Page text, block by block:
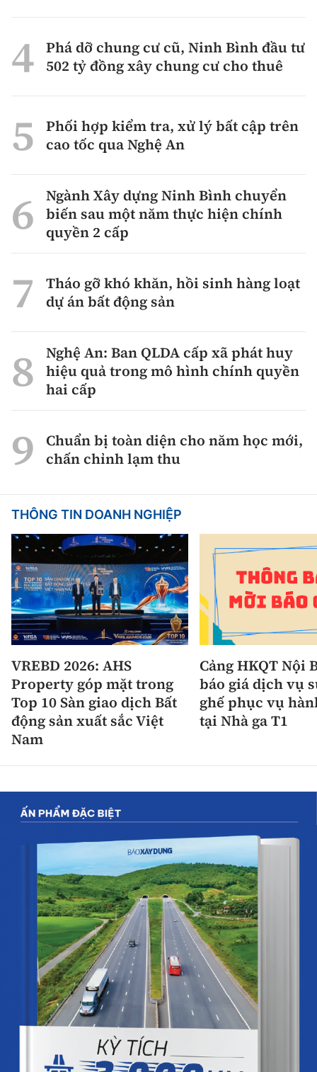
Phá dỡ chung cư cũ, Ninh Bình đầu tư
502 tỷ đồng xây chung cư cho thuê
Phối hợp kiểm tra, xử lý bất cập trên
cao tốc qua Nghệ An
Ngành Xây dựng Ninh Bình chuyển
biến sau một năm thực hiện chính
quyền 2 cấp
Tháo gỡ khó khăn, hồi sinh hàng loạt
dự án bất động sản
Nghệ An: Ban QLDA cấp xã phát huy
hiệu quả trong mô hình chính quyền
hai cấp
Chuẩn bị toàn diện cho năm học mới,
chấn chỉnh lạm thu
THÔNG TIN DOANH NGHIỆP
VREBD 2026: AHS
Property góp mặt trong
Top 10 Sàn giao dịch Bất
động sản xuất sắc Việt
Nam
Cảng HKQT Nội
báo giá dịch vụ
ghế phục vụ
tại Nhà ga T1